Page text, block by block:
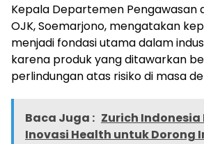
Kepala Departemen Pengawasan
OJK, Soemarjono, mengatakan
menjadi fondasi utama dalam
karena produk yang ditawarkan
perlindungan atas risiko di masa
Baca Juga : Zurich Indonesia
Inovasi Health untuk Dorong